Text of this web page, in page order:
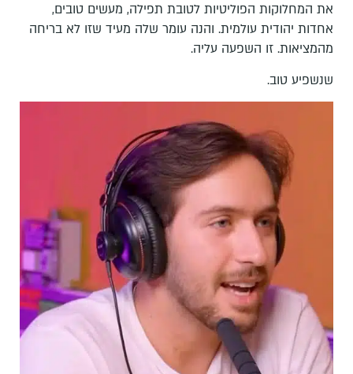
את המחלוקות הפוליטיות לטובת תפילה, מעשים טובים,
אחדות יהודית עולמית. והנה עומר שלה מעיד שזו לא בריחה
מהמציאות. זו השפעה עליה.
שנשפיע טוב.